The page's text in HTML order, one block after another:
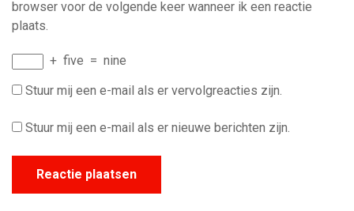
browser voor de volgende keer wanneer ik een reactie
plaats.
+ five = nine
Stuur mij een e-mail als er vervolgreacties zijn.
Stuur mij een e-mail als er nieuwe berichten zijn.